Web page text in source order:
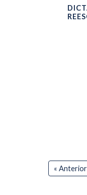
« Anterior